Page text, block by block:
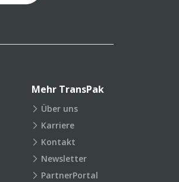
Mehr TransPak
Über uns
Karriere
Kontakt
Newsletter
PartnerPortal